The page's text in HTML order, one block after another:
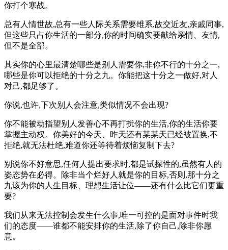
你打个寒战。
总有人情世故,总有一些人际关系需要维系,故交近友,亲戚同事,
但这些只占你生活的一部分,你的时间确实要献给亲情、友情,
但不是全部。
其实你的心里最清楚哪些是别人需要你,非你不行的十分之一,
哪些是你可以拒绝的十分之九。你能把这十分之一做好,对人
对己,都足够了。
你说,也许,下次别人会注意,类似情况不会出现?
你不能被动指望别人发善心不再打扰你的生活,你的生活你要
掌握主动权。你美好的今天、昨天还有某某天已经被置换,不
拒绝,就无法杜绝,难道你还等待着烦恼复制下去?
别说你不好意思,任何人提出要求时,都是试探性的,虽然有人的
姿态势在必得。除非当个烂好人就是你的目标,否则,那十分之
九该为你的人生目标、理想生活让位——还有什么比它们更重
要?
我们从来无法控制会发生什么事,唯一可控的是面对事件时我
们的态度——谁都不能安排你的生活,除了你自己,除非你愿
意。